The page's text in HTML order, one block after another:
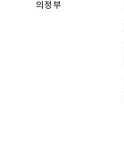
의정부